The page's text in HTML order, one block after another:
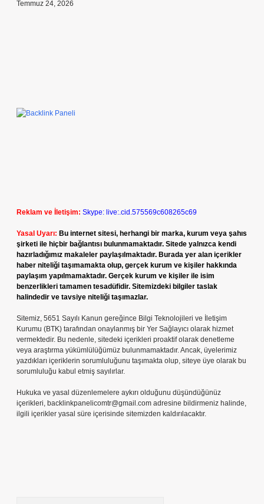
Temmuz 24, 2026
Reklam ve İletişim: Skype: live:.cid.575569c608265c69
Yasal Uyarı: Bu internet sitesi, herhangi bir marka, kurum veya şahıs
şirketi ile hiçbir bağlantısı bulunmamaktadır. Sitede yalnızca kendi
hazırladığımız makaleler paylaşılmaktadır. Burada yer alan içerikler
haber niteliği taşımamakta olup, gerçek kurum ve kişiler hakkında
paylaşım yapılmamaktadır. Gerçek kurum ve kişiler ile isim
benzerlikleri tamamen tesadüfidir. Sitemizdeki bilgiler taslak
halindedir ve tavsiye niteliği taşımazlar.
Sitemiz, 5651 Sayılı Kanun gereğince Bilgi Teknolojileri ve İletişim
Kurumu (BTK) tarafından onaylanmış bir Yer Sağlayıcı olarak hizmet
vermektedir. Bu nedenle, sitedeki içerikleri proaktif olarak denetleme
veya araştırma yükümlülüğümüz bulunmamaktadır. Ancak, üyelerimiz
yazdıkları içeriklerin sorumluluğunu taşımakta olup, siteye üye olarak bu
sorumluluğu kabul etmiş sayılırlar.
Hukuka ve yasal düzenlemelere aykırı olduğunu düşündüğünüz
içerikleri, backlinkpanelicomtr@gmail.com adresine bildirmeniz halinde,
ilgili içerikler yasal süre içerisinde sitemizden kaldırılacaktır.